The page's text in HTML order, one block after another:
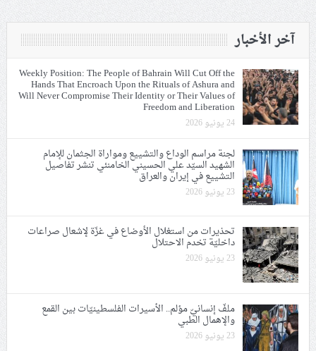
آخر الأخبار
Weekly Position: The People of Bahrain Will Cut Off the
Hands That Encroach Upon the Rituals of Ashura and
Will Never Compromise Their Identity or Their Values of
Freedom and Liberation
24 يونيو 2026
لجنة مراسم الوداع والتشييع ومواراة الجثمان للإمام
الشهيد السيّد علي الحسيني الخامنئي تنشر تفاصيل
التشييع في إيران والعراق
23 يونيو 2026
تحذيرات من استغلال الأوضاع في غزّة لإشعال صراعات
داخليّة تخدم الاحتلال
23 يونيو 2026
ملفّ إنسانيّ مؤلم.. الأسيرات الفلسطينيّات بين القمع
والإهمال الطبي
23 يونيو 2026